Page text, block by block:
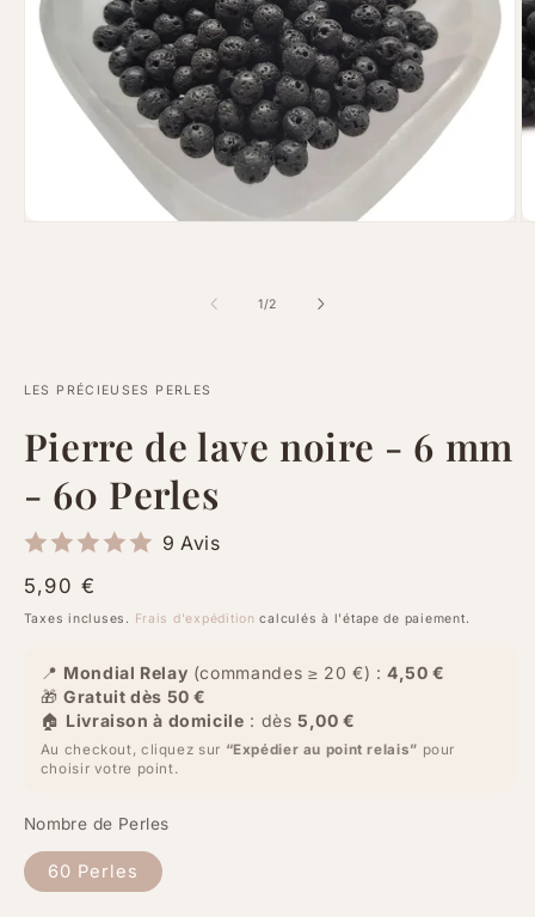
1/de
2
LES PRÉCIEUSES PERLES
Pierre de lave noire - 6 mm
- 60 Perles
9 Avis
Prix
habituel
5,90 €
Taxes incluses. Frais d'expédition calculés à l'étape de paiement.
📍 Mondial Relay (commandes ≥ 20 €) :4,50 €
🎁Gratuit dès 50 €
🏠 Livraison à domicile : dès5,00 €
Au checkout, cliquez sur “Expédier au point relais” pour
choisir votre point.
Nombre de Perles
60 Perles